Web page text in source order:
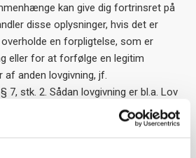
kan give dig fortrinsret på
disse oplysninger, hvis det er
en forpligtelse, som er
eller for at forfølge en legitim
af anden lovgivning, jf.
7, stk. 2. Sådan lovgivning er bl.a. Lov
samtykke til at behandle dit CPR-